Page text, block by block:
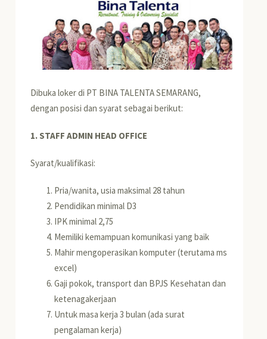
Dibuka loker di PT BINA TALENTA SEMARANG,
dengan posisi dan syarat sebagai berikut:
1. STAFF ADMIN HEAD OFFICE
Syarat/kualifikasi:
Pria/wanita, usia maksimal 28 tahun
Pendidikan minimal D3
IPK minimal 2,75
Memiliki kemampuan komunikasi yang baik
Mahir mengoperasikan komputer (terutama ms
excel)
Gaji pokok, transport dan BPJS Kesehatan dan
ketenagakerjaan
Untuk masa kerja 3 bulan (ada surat
pengalaman kerja)